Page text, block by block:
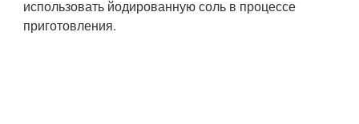
использовать йодированную соль в процессе
приготовления.